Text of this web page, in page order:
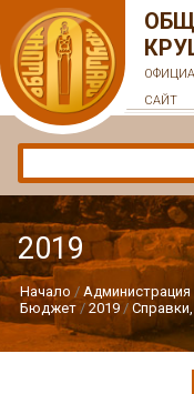
САЙТ
2019
Начало Администрация
Бюджет
2019